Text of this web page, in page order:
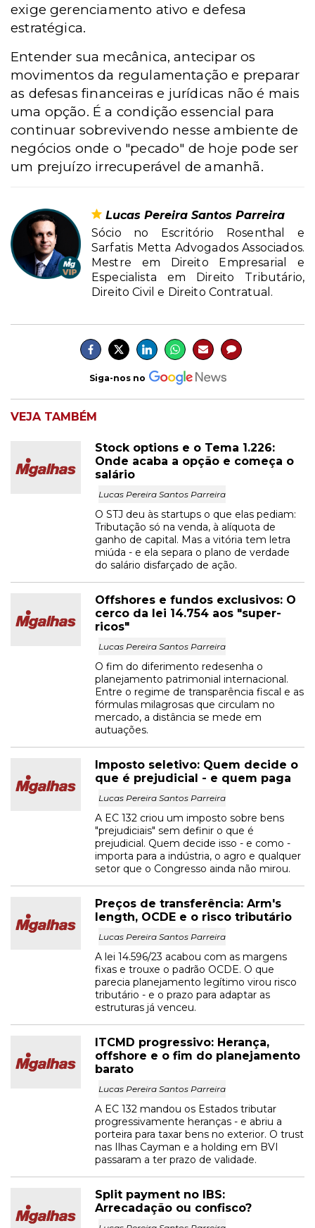
exige gerenciamento ativo e defesa
estratégica.
Entender sua mecânica, antecipar os
movimentos da regulamentação e preparar
as defesas financeiras e jurídicas não é mais
uma opção. É a condição essencial para
continuar sobrevivendo nesse ambiente de
negócios onde o "pecado" de hoje pode ser
um prejuízo irrecuperável de amanhã.
Lucas Pereira Santos Parreira
Sócio no Escritório Rosenthal e
Sarfatis Metta Advogados Associados.
Mestre em Direito Empresarial e
Especialista em Direito Tributário,
Direito Civil e Direito Contratual.
Siga-nos no
VEJA TAMBÉM
Stock options e o Tema 1.226:
Onde acaba a opção e começa o
salário
Lucas Pereira Santos Parreira
O STJ deu às startups o que elas pediam:
Tributação só na venda, à alíquota de
ganho de capital. Mas a vitória tem letra
miúda - e ela separa o plano de verdade
do salário disfarçado de ação.
Offshores e fundos exclusivos: O
cerco da lei 14.754 aos "super-
ricos"
Lucas Pereira Santos Parreira
O fim do diferimento redesenha o
planejamento patrimonial internacional.
Entre o regime de transparência fiscal e as
fórmulas milagrosas que circulam no
mercado, a distância se mede em
autuações.
Imposto seletivo: Quem decide o
que é prejudicial - e quem paga
Lucas Pereira Santos Parreira
A EC 132 criou um imposto sobre bens
"prejudiciais" sem definir o que é
prejudicial. Quem decide isso - e como -
importa para a indústria, o agro e qualquer
setor que o Congresso ainda não mirou.
Preços de transferência: Arm's
length, OCDE e o risco tributário
Lucas Pereira Santos Parreira
A lei 14.596/23 acabou com as margens
fixas e trouxe o padrão OCDE. O que
parecia planejamento legítimo virou risco
tributário - e o prazo para adaptar as
estruturas já venceu.
ITCMD progressivo: Herança,
offshore e o fim do planejamento
barato
Lucas Pereira Santos Parreira
A EC 132 mandou os Estados tributar
progressivamente heranças - e abriu a
porteira para taxar bens no exterior. O trust
nas Ilhas Cayman e a holding em BVI
passaram a ter prazo de validade.
Split payment no IBS:
Arrecadação ou confisco?